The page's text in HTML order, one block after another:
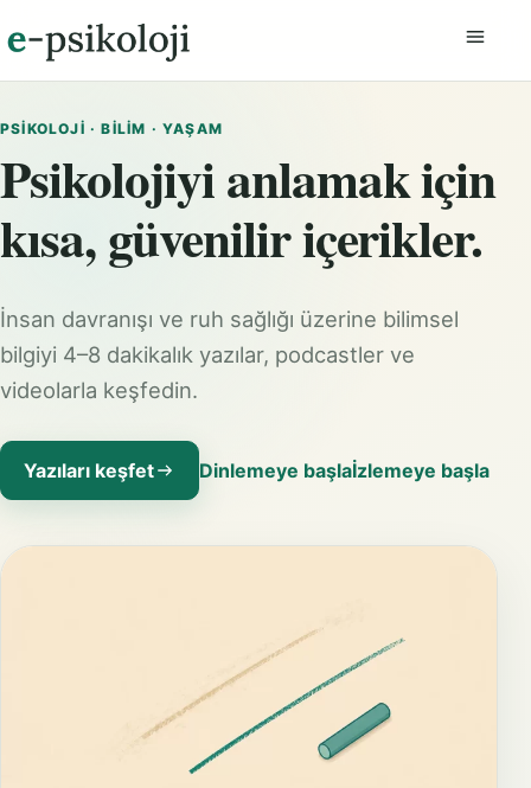
PSIKOLOJI · BILIM · YAŞAM
Psikolojiyi anlamak için
kısa, güvenilir içerikler.
İnsan davranışı ve ruh sağlığı üzerine bilimsel
bilgiyi 4–8 dakikalık yazılar, podcastler ve
videolarla keşfedin.
Yazıları keşfet Dinlemeye başlaİzlemeye başla